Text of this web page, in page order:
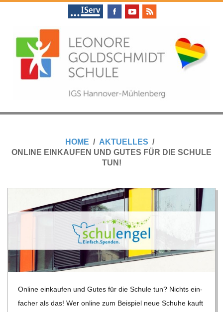
L
N
O
R
E
HOME
AKTUELLES
ONLINE EINKAUFEN UND GUTES FÜR DIE SCHULE
TUN!
Online ein­kau­fen und Gutes für die Schule tun? Nichts ein­
fa­cher als das! Wer online zum Bei­spiel neue Schuhe kauft